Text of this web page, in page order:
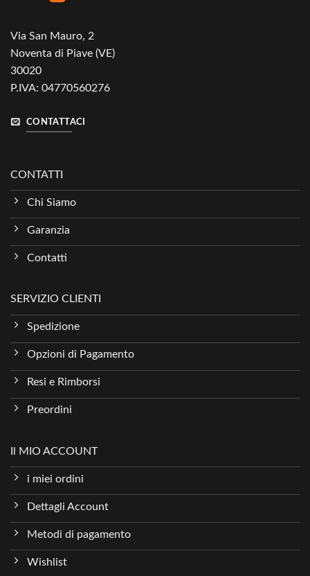
Via San Mauro, 2
Noventa di Piave (VE)
30020
P.IVA: 04770560276
CONTATTACI
CONTATTI
Chi Siamo
Garanzia
Contatti
SERVIZIO CLIENTI
Spedizione
Opzioni di Pagamento
Resi e Rimborsi
Preordini
Il MIO ACCOUNT
i miei ordini
Dettagli Account
Metodi di pagamento
Wishlist